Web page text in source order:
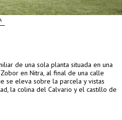
de una sola planta situada en una
en Nitra, al final de una calle
se eleva sobre la parcela y vistas
la colina del Calvario y el castillo de